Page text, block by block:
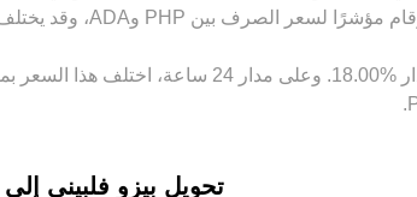
تحويل ‏بيزو فلبيني إلى ‏Cardano